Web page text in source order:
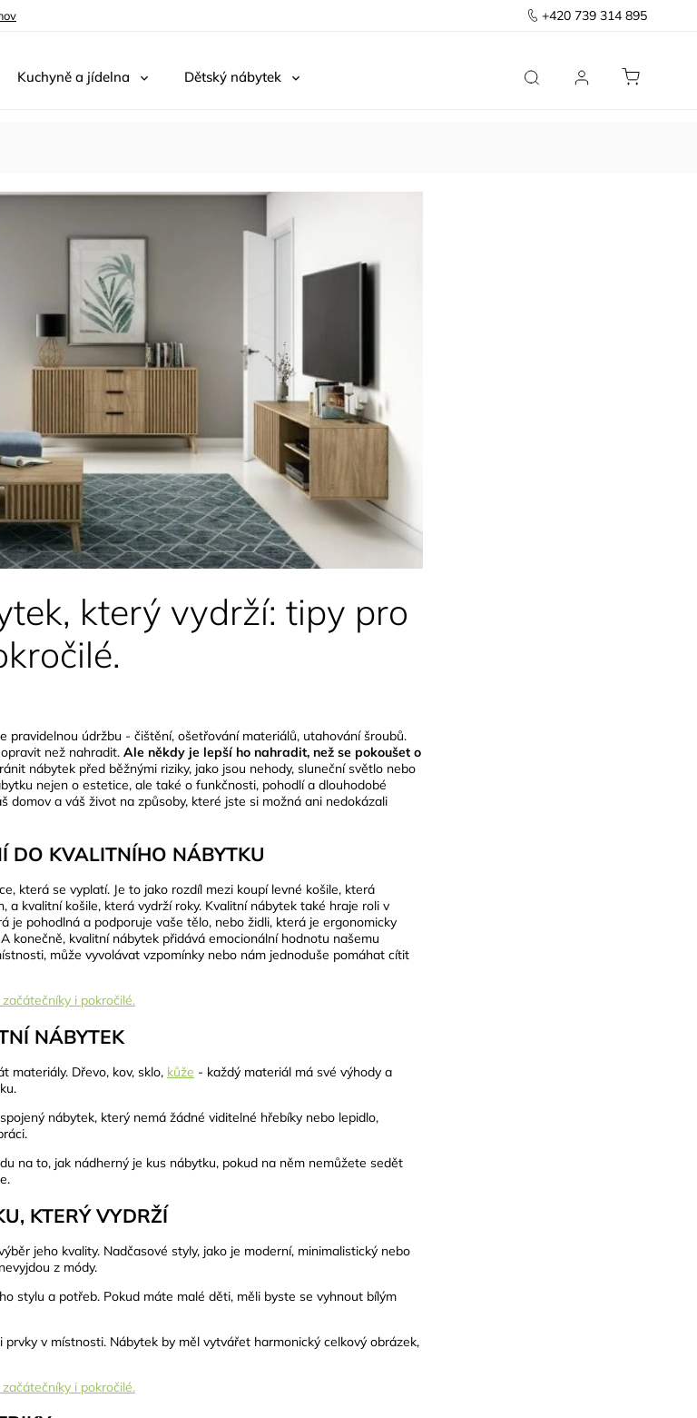
+420 739 314 895
Kuchyně a jídelna Dětský nábytek Předsíň
který vydrží: tipy pro
pravidelnou údržbu - čištění, ošetřování materiálů, utahování šroubů.
než nahradit. Ale někdy je lepší ho nahradit, než se pokoušet o
nábytek před běžnými riziky, jako jsou nehody, sluneční světlo nebo
nejen o estetice, ale také o funkčnosti, pohodlí a dlouhodobé
domov a váš život na způsoby, které jste si možná ani nedokázali
DO KVALITNÍHO NÁBYTKU
která se vyplatí. Je to jako rozdíl mezi koupí levné košile, která
a kvalitní košile, která vydrží roky. Kvalitní nábytek také hraje roli v
je pohodlná a podporuje vaše tělo, nebo židli, která je ergonomicky
konečně, kvalitní nábytek přidává emocionální hodnotu našemu
může vyvolávat vzpomínky nebo nám jednoduše pomáhat cítit
NÁBYTEK
materiály. Dřevo, kov, sklo, kůže - každý materiál má své výhody a
nábytek, který nemá žádné viditelné hřebíky nebo lepidlo,
na to, jak nádherný je kus nábytku, pokud na něm nemůžete sedět
KTERÝ VYDRŽÍ
jeho kvality. Nadčasové styly, jako je moderní, minimalistický nebo
z módy.
stylu a potřeb. Pokud máte malé děti, měli byste se vyhnout bílým
v místnosti. Nábytek by měl vytvářet harmonický celkový obrázek,